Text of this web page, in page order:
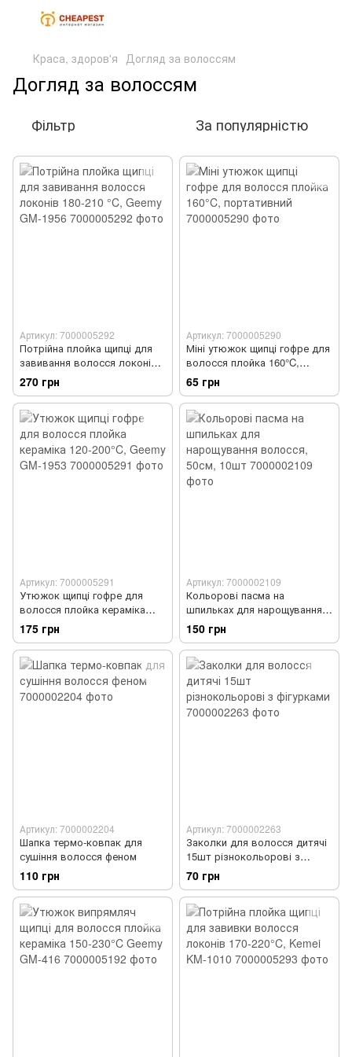
Краса, здоров'я Догляд за волоссям
Догляд за волоссям
Фільтр За популярністю
Артикул: 7000005292
Потрійна плойка щипці для
завивання волосся локонів
180-210 °C, Geemy GM-1956
270 грн
Артикул: 7000005290
Міні утюжок щипці гофре для
волосся плойка 160°C,
портативний
65 грн
Артикул: 7000005291
Утюжок щипці гофре для
волосся плойка кераміка
120-200°C, Geemy GM-1953
175 грн
Артикул: 7000002109
Кольорові пасма на
шпильках для нарощування
волосся, 50см, 10шт
150 грн
Артикул: 7000002204
Шапка термо-ковпак для
сушіння волосся феном
110 грн
Артикул: 7000002263
Заколки для волосся дитячі
15шт різнокольорові з
фігурками
70 грн